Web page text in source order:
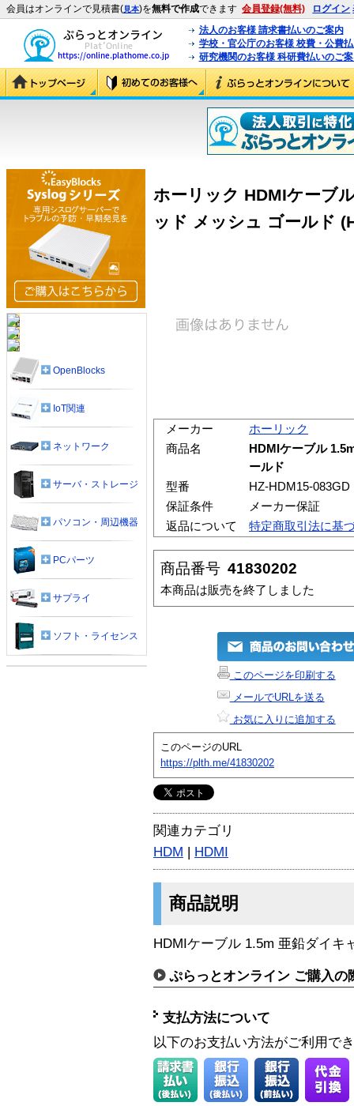
会員はオンラインで見積書(見本)を無料で作成できます 会員登録(無料) ログイン
法人のお客様 請求書払いのご案内
学校・官公庁のお客様 校費・公費
研究機関のお客様 科研費払いのご
ホーリック HDMIケーブ
ッド メッシュ ゴールド
メーカー
ホーリック
商品名
HDMIケーブル
ールド
型番
HZ-HDM15-083GD
保証条件
メーカー保証
返品について
特定商取引法に基
商品番号 41830202
本商品は販売を終了しました
このページを印刷する
メールでURLを送る
お気に入りに追加する
このページのURL
https://plth.me/41830202
関連カテゴリ
HDM | HDMI
商品説明
HDMIケーブル 1.5m 亜鉛ダイキ
ぷらっとオンライン ご購入の
支払方法について
以下のお支払い方法がご利用で
OpenBlocks
IoT関連
ネットワーク
サーバ・ストレージ
パソコン・周辺機器
PCパーツ
サプライ
ソフト・ライセンス